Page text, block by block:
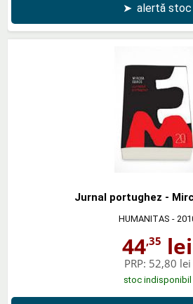
➤ alertă stoc
Jurnal portughez -
HUMANITAS -
44,35 lei
PRP: 52,80 lei
stoc indisponibil